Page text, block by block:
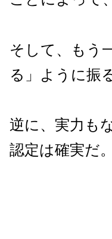
そして、もう
る」ように振
逆に、実力も
認定は確実だ。